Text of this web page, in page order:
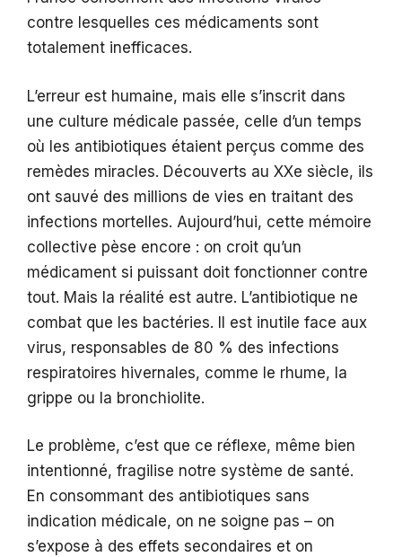
contre lesquelles ces médicaments sont
totalement inefficaces.
L’erreur est humaine, mais elle s’inscrit dans
une culture médicale passée, celle d’un temps
où les antibiotiques étaient perçus comme des
remèdes miracles. Découverts au XXe siècle, ils
ont sauvé des millions de vies en traitant des
infections mortelles. Aujourd’hui, cette mémoire
collective pèse encore : on croit qu’un
médicament si puissant doit fonctionner contre
tout. Mais la réalité est autre. L’antibiotique ne
combat que les bactéries. Il est inutile face aux
virus, responsables de 80 % des infections
respiratoires hivernales, comme le rhume, la
grippe ou la bronchiolite.
Le problème, c’est que ce réflexe, même bien
intentionné, fragilise notre système de santé.
En consommant des antibiotiques sans
indication médicale, on ne soigne pas – on
s’expose à des effets secondaires et on